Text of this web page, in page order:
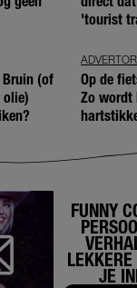
'tourist
Bruin (of
olie)
Op de
Zo wordt
FUNNY
JE